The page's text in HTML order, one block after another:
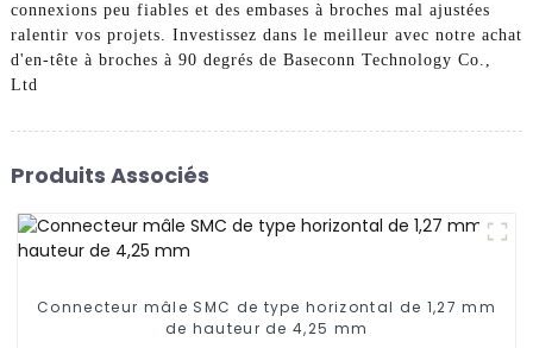
connexions peu fiables et des embases à broches mal ajustées
ralentir vos projets. Investissez dans le meilleur avec notre achat
d'en-tête à broches à 90 degrés de Baseconn Technology Co.,
Ltd
Produits Associés
Connecteur mâle SMC de type horizontal de 1,27 mm
de hauteur de 4,25 mm